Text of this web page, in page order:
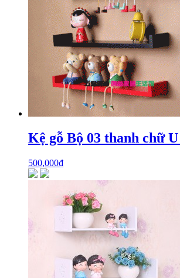
Kệ gỗ Bộ 03 thanh chữ
500,000₫